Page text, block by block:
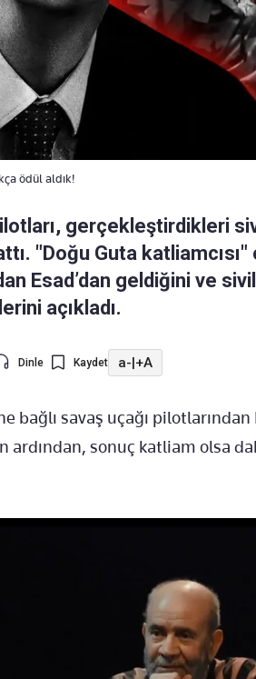
ödül aldık!
gerçekleştirdikleri
"Doğu Guta
Esad’dan geldiğini ve
açıkladı.
Dinle Kaydet a-|+A
bağlı savaş uçağı
ardından, sonuç katliam olsa